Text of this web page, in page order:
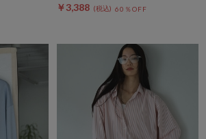
￥3,388 60％OFF